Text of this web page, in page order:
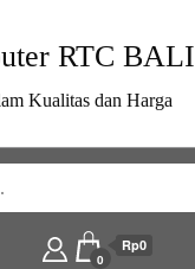
RTC BALI
Kualitas dan Harga
0
Rp0